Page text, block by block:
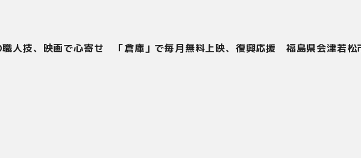
職人技、映画で心寄せ 「倉庫」で毎月無料上映、復興応援 福島県会津若松